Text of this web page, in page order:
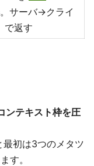
サーバ→クライ
で返す
ンテキスト枠を圧
最初は3つのメタツ
す。